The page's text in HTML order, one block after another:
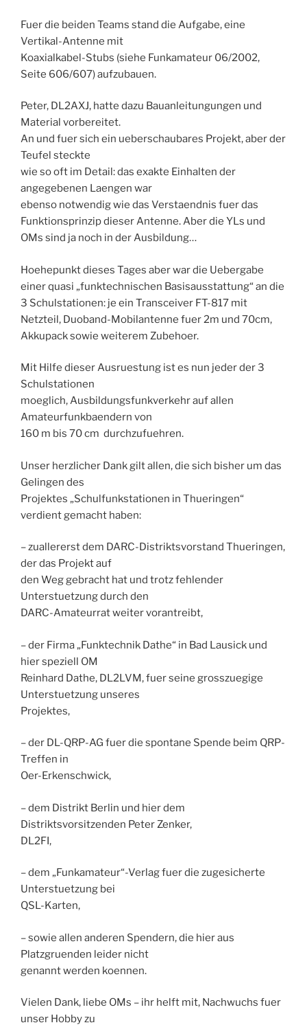
Fuer die beiden Teams stand die Aufgabe, eine
Vertikal-Antenne mit
Koaxialkabel-Stubs (siehe Funkamateur 06/2002,
Seite 606/607) aufzubauen.
Peter, DL2AXJ, hatte dazu Bauanleitungungen und
Material vorbereitet.
An und fuer sich ein ueberschaubares Projekt, aber der
Teufel steckte
wie so oft im Detail: das exakte Einhalten der
angegebenen Laengen war
ebenso notwendig wie das Verstaendnis fuer das
Funktionsprinzip dieser Antenne. Aber die YLs und
OMs sind ja noch in der Ausbildung…
Hoehepunkt dieses Tages aber war die Uebergabe
einer quasi „funktechnischen Basisausstattung“ an die
3 Schulstationen: je ein Transceiver FT-817 mit
Netzteil, Duoband-Mobilantenne fuer 2m und 70cm,
Akkupack sowie weiterem Zubehoer.
Mit Hilfe dieser Ausruestung ist es nun jeder der 3
Schulstationen
moeglich, Ausbildungsfunkverkehr auf allen
Amateurfunkbaendern von
160 m bis 70 cm durchzufuehren.
Unser herzlicher Dank gilt allen, die sich bisher um das
Gelingen des
Projektes „Schulfunkstationen in Thueringen“
verdient gemacht haben:
– zuallererst dem DARC-Distriktsvorstand Thueringen,
der das Projekt auf
den Weg gebracht hat und trotz fehlender
Unterstuetzung durch den
DARC-Amateurrat weiter vorantreibt,
– der Firma „Funktechnik Dathe“ in Bad Lausick und
hier speziell OM
Reinhard Dathe, DL2LVM, fuer seine grosszuegige
Unterstuetzung unseres
Projektes,
– der DL-QRP-AG fuer die spontane Spende beim QRP-
Treffen in
Oer-Erkenschwick,
– dem Distrikt Berlin und hier dem
Distriktsvorsitzenden Peter Zenker,
DL2FI,
– dem „Funkamateur“-Verlag fuer die zugesicherte
Unterstuetzung bei
QSL-Karten,
– sowie allen anderen Spendern, die hier aus
Platzgruenden leider nicht
genannt werden koennen.
Vielen Dank, liebe OMs – ihr helft mit, Nachwuchs fuer
unser Hobby zu